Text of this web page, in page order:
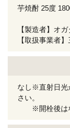
芋焼酎 25度
【製造者】オ
【取扱事業者
なし※直射日光
さい。
※開栓後はな